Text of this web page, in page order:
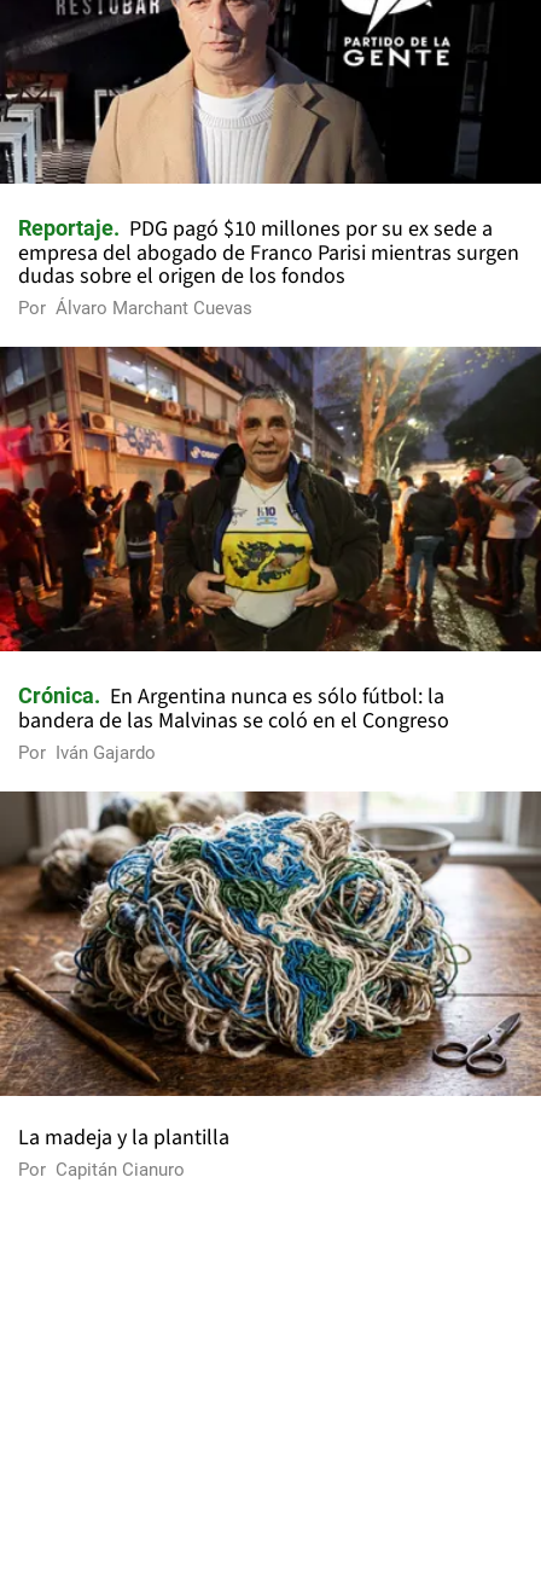
Reportaje
PDG pagó $10 millones por su ex sede a
empresa del abogado de Franco Parisi mientras surgen
dudas sobre el origen de los fondos
Por Álvaro Marchant Cuevas
Crónica
En Argentina nunca es sólo fútbol: la
bandera de las Malvinas se coló en el Congreso
Por Iván Gajardo
La madeja y la plantilla
Por Capitán Cianuro